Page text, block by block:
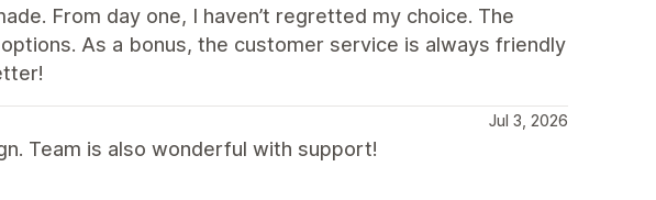
From day one, I haven’t regretted my choice. The
As a bonus, the customer service is always friendly
Jul 3, 2026
Team is also wonderful with support!